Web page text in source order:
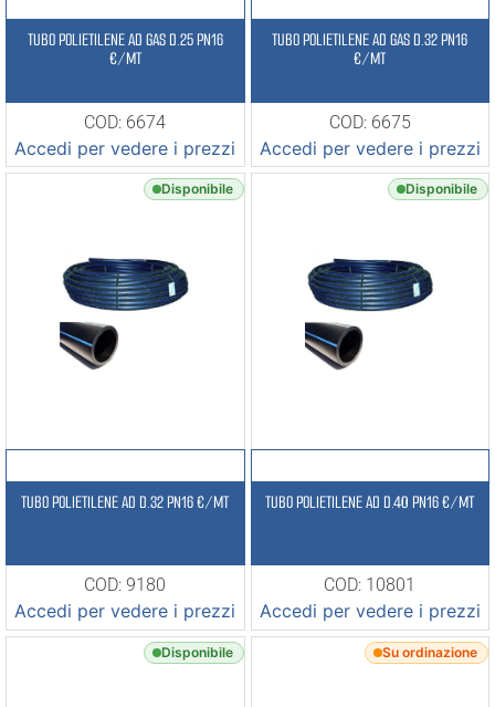
TUBO POLIETILENE AD GAS D.25 PN16
€/MT
COD: 6674
Accedi per vedere i prezzi
TUBO POLIETILENE AD GAS D.32 PN16
€/MT
COD: 6675
Accedi per vedere i prezzi
Disponibile
TUBO POLIETILENE AD D.32 PN16 €/MT
COD: 9180
Accedi per vedere i prezzi
Disponibile
TUBO POLIETILENE AD D.40 PN16 €/MT
COD: 10801
Accedi per vedere i prezzi
Disponibile Su ordinazione